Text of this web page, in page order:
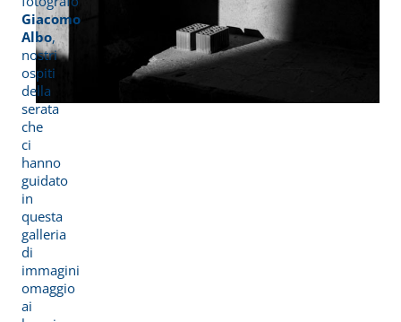
Giacomo
Albo,
nostri
ospiti
della
serata
che
ci
hanno
guidato
in
questa
galleria
di
immagini
omaggio
ai